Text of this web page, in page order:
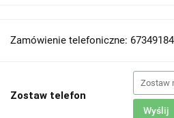
Zamówienie telefoniczne:
Zostaw telefon
Wyślij